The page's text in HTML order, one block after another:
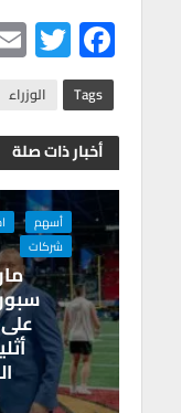
F
ac
e
b
o
o
k
T
wi
tt
er
Tags الوزراء
أخبار ذات صلة
أسهم
شركات